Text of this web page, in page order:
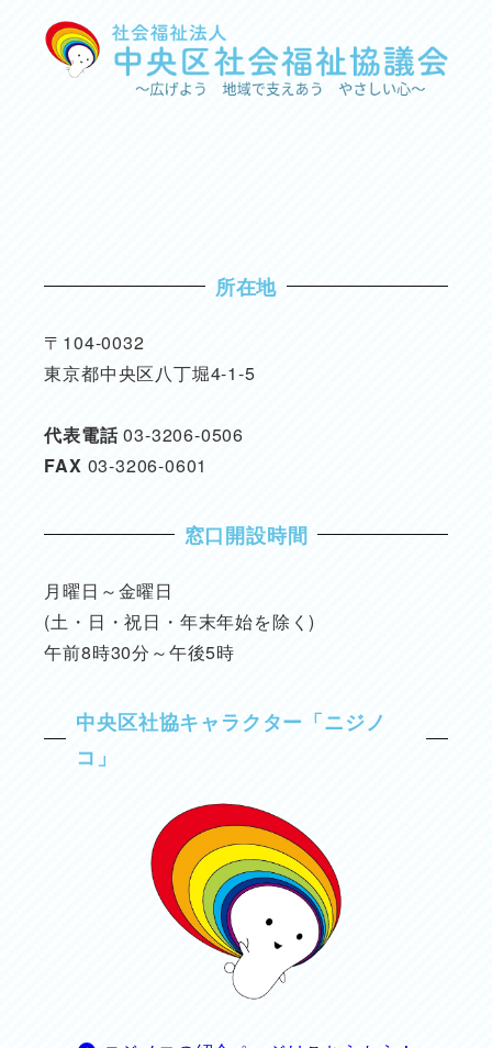
所在地
〒104-0032
東京都中央区八丁堀4-1-5
代表電話03-3206-0506
FAX 03-3206-0601
窓口開設時間
月曜日～金曜日
(土・日・祝日・年末年始を除く)
午前8時30分～午後5時
中央区社協キャラクター「ニジノ
コ」